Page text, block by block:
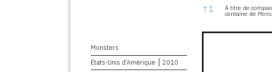
Monsters
États-Unis d’Amérique
2010
Notes
↑ 1 À titre de
centaine de